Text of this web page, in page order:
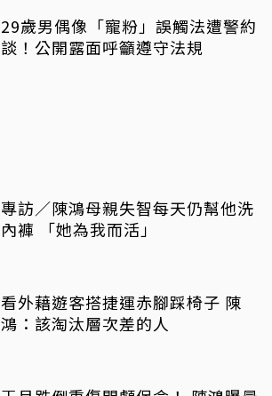
29歲男偶像「寵粉」誤觸法遭警約
談！公開露面呼籲遵守法規
專訪／陳鴻母親失智每天仍幫他洗
內褲 「她為我而活」
看外藉遊客搭捷運赤腳踩椅子 陳
鴻：該淘汰層次差的人